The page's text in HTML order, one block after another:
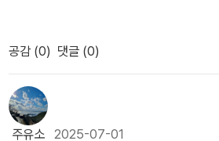
한 악인은 아예 가책이 없고 요조는 따지
이 대신 고뇌한 셈이니 이런 불쌍한 이가
서 제공한 도서를 읽고 솔직하게, 주관적
회의 일면들이 ‘인간 실격’을 통해 더 깊
독자를 몰아간다. 인간 내면의 우울함이 읽
다. 수작이다. 깊은 사색을 하게 만드는 책이다. **출판사로
서를 제공받아 주관적으로 쓴 리뷰입니다.
이는 사진을 보고 자신은 여태껏 이런 묘한
적이 없다면서 이야기는 시작된다.​요조는
어나 겉으로는 부족함 없이 자랐다. 하지
은 말을 한 번도 해본 적 없이, 다른 사람의
이 해야 할 일이라 생각한다. 철저히 자신을
공감 (0) 댓글 (0)
주유소 2025-07-01